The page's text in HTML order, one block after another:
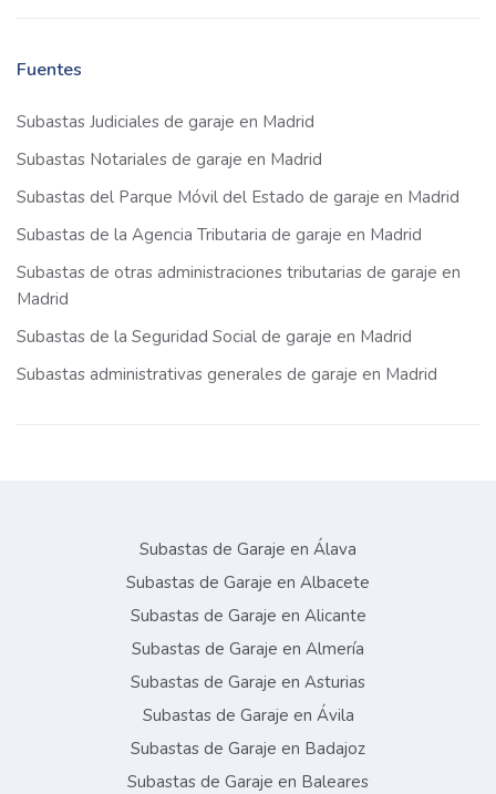
Fuentes
Subastas Judiciales de garaje en Madrid
Subastas Notariales de garaje en Madrid
Subastas del Parque Móvil del Estado de garaje en Madrid
Subastas de la Agencia Tributaria de garaje en Madrid
Subastas de otras administraciones tributarias de garaje en
Madrid
Subastas de la Seguridad Social de garaje en Madrid
Subastas administrativas generales de garaje en Madrid
Subastas de Garaje en Álava
Subastas de Garaje en Albacete
Subastas de Garaje en Alicante
Subastas de Garaje en Almería
Subastas de Garaje en Asturias
Subastas de Garaje en Ávila
Subastas de Garaje en Badajoz
Subastas de Garaje en Baleares